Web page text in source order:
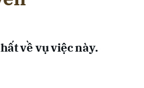
về vụ việc này.